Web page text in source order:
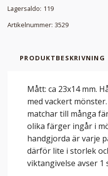
Lagersaldo: 119
Artikelnummer: 3529
PRODUKTBESKRIVNING
Mått: ca 23x14 mm.
med vackert
matchar till många
olika färger ingår i
handgjorda är varje
därför lite i storlek
viktangivelse avser 1